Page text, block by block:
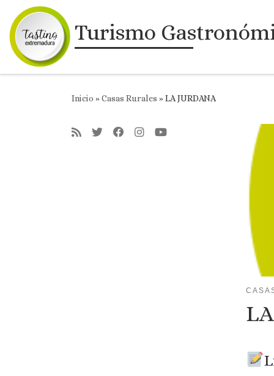
Saltar al contenido
Turismo
Inicio »Casas Rurales »LA JURDANA